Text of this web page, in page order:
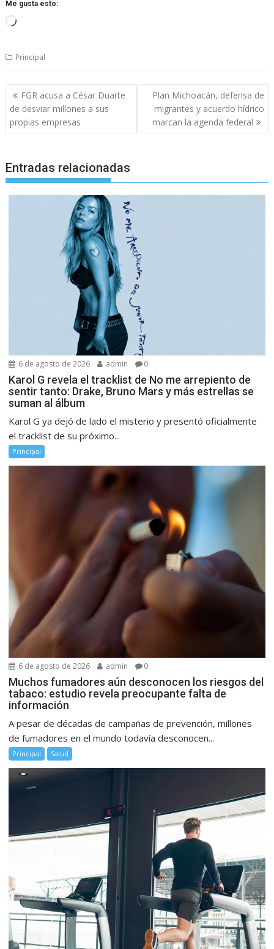
Me gusta esto:
Cargando...
Principal
Navegación
de
entradas
FGR acusa a César Duarte
de desviar millones a sus
propias empresas
Plan Michoacán, defensa de
migrantes y acuerdo hídrico
marcan la agenda federal
Entradas relacionadas
6 de agosto de 2026 admin 0
Karol G revela el tracklist de No me arrepiento de
sentir tanto: Drake, Bruno Mars y más estrellas se
suman al álbum
Karol G ya dejó de lado el misterio y presentó oficialmente
el tracklist de su próximo...
Principal
6 de agosto de 2026 admin 0
Muchos fumadores aún desconocen los riesgos del
tabaco: estudio revela preocupante falta de
información
A pesar de décadas de campañas de prevención, millones
de fumadores en el mundo todavía desconocen...
Principal Salud